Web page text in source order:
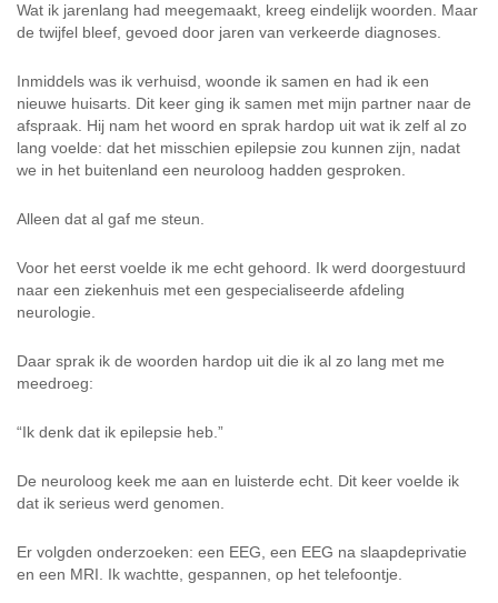
Wat ik jarenlang had meegemaakt, kreeg eindelijk woorden. Maar
de twijfel bleef, gevoed door jaren van verkeerde diagnoses.
Inmiddels was ik verhuisd, woonde ik samen en had ik een
nieuwe huisarts. Dit keer ging ik samen met mijn partner naar de
afspraak. Hij nam het woord en sprak hardop uit wat ik zelf al zo
lang voelde: dat het misschien epilepsie zou kunnen zijn, nadat
we in het buitenland een neuroloog hadden gesproken.
Alleen dat al gaf me steun.
Voor het eerst voelde ik me echt gehoord. Ik werd doorgestuurd
naar een ziekenhuis met een gespecialiseerde afdeling
neurologie.
Daar sprak ik de woorden hardop uit die ik al zo lang met me
meedroeg:
“Ik denk dat ik epilepsie heb.”
De neuroloog keek me aan en luisterde echt. Dit keer voelde ik
dat ik serieus werd genomen.
Er volgden onderzoeken: een EEG, een EEG na slaapdeprivatie
en een MRI. Ik wachtte, gespannen, op het telefoontje.